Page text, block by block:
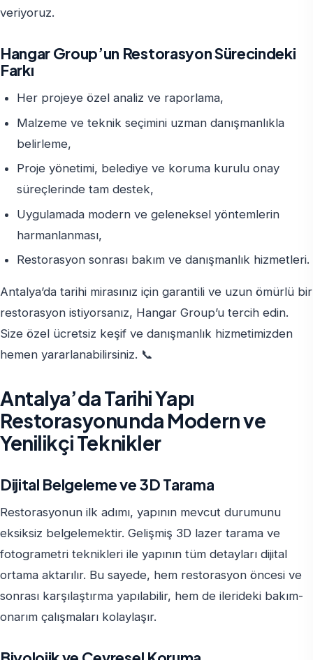
veriyoruz.
Hangar Group’un Restorasyon Sürecindeki
Farkı
Her projeye özel analiz ve raporlama,
Malzeme ve teknik seçimini uzman danışmanlıkla
belirleme,
Proje yönetimi, belediye ve koruma kurulu onay
süreçlerinde tam destek,
Uygulamada modern ve geleneksel yöntemlerin
harmanlanması,
Restorasyon sonrası bakım ve danışmanlık hizmetleri.
Antalya’da tarihi mirasınız için garantili ve uzun ömürlü bir
restorasyon istiyorsanız, Hangar Group’u tercih edin.
Size özel ücretsiz keşif ve danışmanlık hizmetimizden
hemen yararlanabilirsiniz. 📞
Antalya’da Tarihi Yapı
Restorasyonunda Modern ve
Yenilikçi Teknikler
Dijital Belgeleme ve 3D Tarama
Restorasyonun ilk adımı, yapının mevcut durumunu
eksiksiz belgelemektir. Gelişmiş 3D lazer tarama ve
fotogrametri teknikleri ile yapının tüm detayları dijital
ortama aktarılır. Bu sayede, hem restorasyon öncesi ve
sonrası karşılaştırma yapılabilir, hem de ilerideki bakım-
onarım çalışmaları kolaylaşır.